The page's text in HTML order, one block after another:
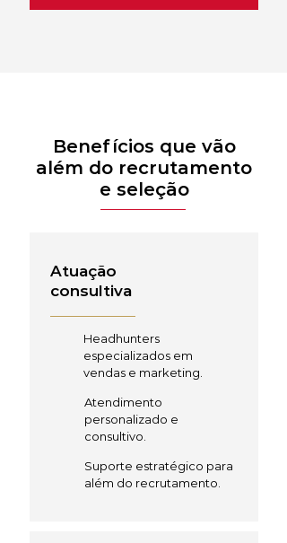
Benefícios que vão
além do recrutamento
e seleção
Atuação
consultiva
Headhunters
especializados em
vendas e marketing.
Atendimento
personalizado e
consultivo.
Suporte estratégico para
além do recrutamento.